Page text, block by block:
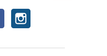
FACEBOOKINSTAGRAM